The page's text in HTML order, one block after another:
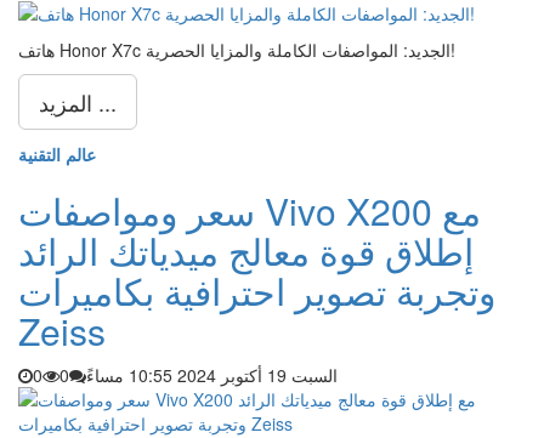
هاتف Honor X7c الجديد: المواصفات الكاملة والمزايا الحصرية!
المزيد ...
عالم التقنية
سعر ومواصفات Vivo X200 مع
إطلاق قوة معالج ميدياتك الرائد
وتجربة تصوير احترافية بكاميرات
Zeiss
السبت 19 أكتوبر 2024 10:55 مساءً 0
0